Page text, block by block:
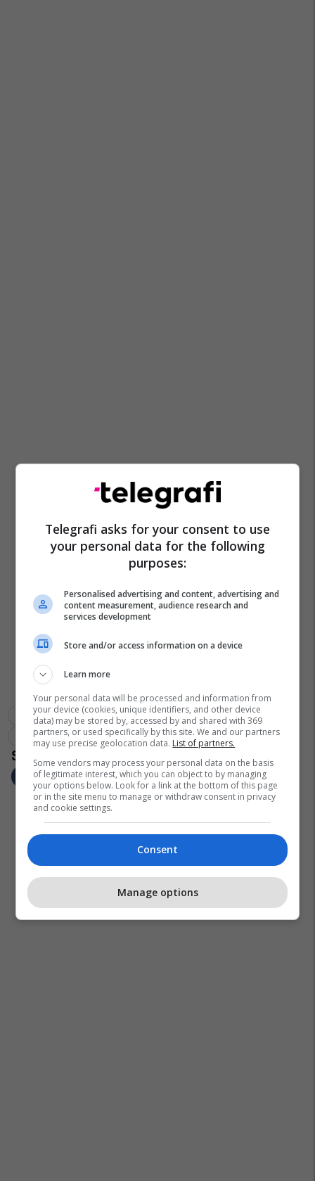
Kf Liqeni
Superliga E Kosovës Në Futsall
Sporti Në Rajonin E Prishtinës
Kf Liburni
Telegrafi asks for your consent to use
your personal data for the following
purposes:
Personalised advertising and content, advertising and
content measurement, audience research and
services development
Store and/or access information on a device
Learn more
Your personal data will be processed and information from
your device (cookies, unique identifiers, and other device
data) may be stored by, accessed by and shared with 369
partners, or used specifically by this site. We and our partners
may use precise geolocation data. List of partners.
Some vendors may process your personal data on the basis
of legitimate interest, which you can object to by managing
your options below. Look for a link at the bottom of this page
or in the site menu to manage or withdraw consent in privacy
and cookie settings.
Consent
Manage options